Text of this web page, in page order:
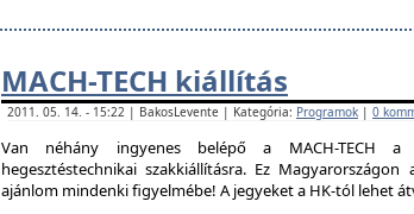
MACH-TECH kiállítás
2011. 05. 14. - 15:22 | BakosLevente | Kategória: Programok | 0
Van néhány ingyenes belépő a MACH-TECH a
hegesztéstechnikai szakkiállításra. Ez
ajánlom mindenki figyelmébe! A jegyeket a HK-tól lehet